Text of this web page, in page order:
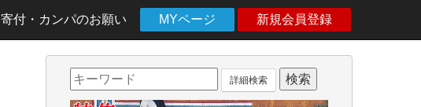
寄付・カンパのお願い MYページ 新規会員登録
詳細検索